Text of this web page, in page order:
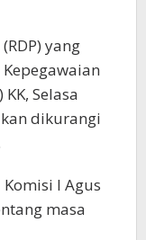
yang
Selasa
dikurangi
I Agus
masa